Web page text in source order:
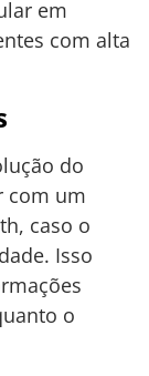
em
com alta
do
com um
caso o
Isso
o